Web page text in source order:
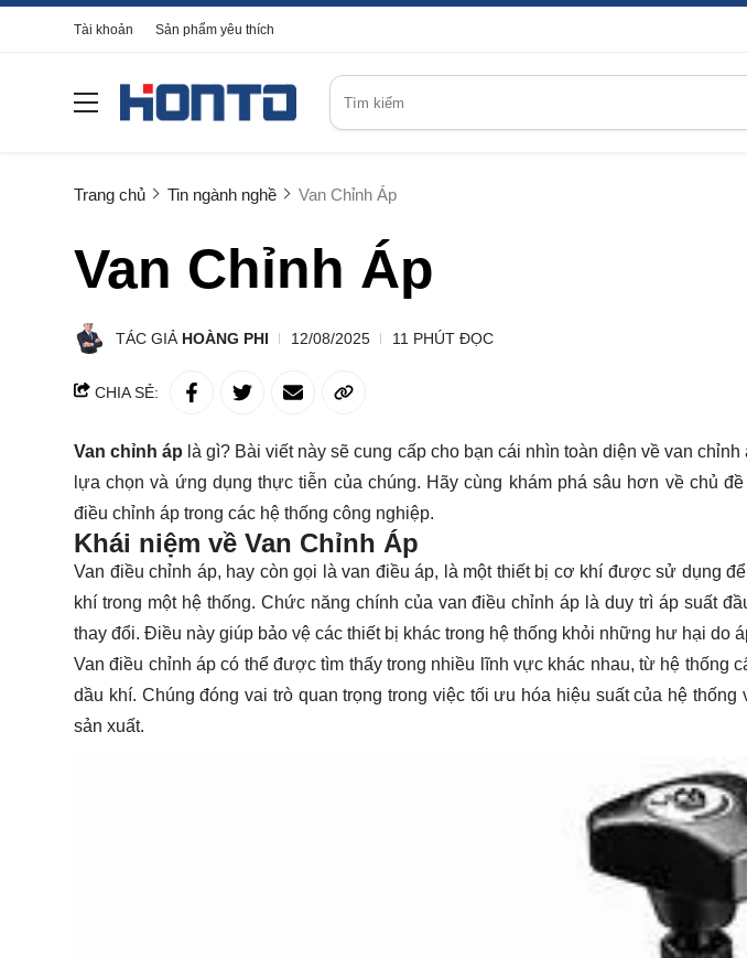
Tài khoản Sản phẩm yêu thích
Trang chủ Tin ngành nghề Van Chỉnh Áp
Van Chỉnh Áp
TÁC GIẢ HOÀNG PHI 12/08/2025 11 PHÚT ĐỌC
CHIA SẺ:
Van chỉnh áp là gì? Bài viết này sẽ cung cấp cho bạn cái nhìn toàn diện về van chỉnh
lựa chọn và ứng dụng thực tiễn của chúng. Hãy cùng khám phá sâu hơn về chủ
điều chỉnh áp trong các hệ thống công nghiệp.
Khái niệm về Van Chỉnh Áp
Van điều chỉnh áp, hay còn gọi là van điều áp, là một thiết bị cơ khí được sử dụng
khí trong một hệ thống. Chức năng chính của van điều chỉnh áp là duy trì áp suất
thay đổi. Điều này giúp bảo vệ các thiết bị khác trong hệ thống khỏi những hư hại do
Van điều chỉnh áp có thể được tìm thấy trong nhiều lĩnh vực khác nhau, từ hệ thống
dầu khí. Chúng đóng vai trò quan trọng trong việc tối ưu hóa hiệu suất của hệ thống
sản xuất.